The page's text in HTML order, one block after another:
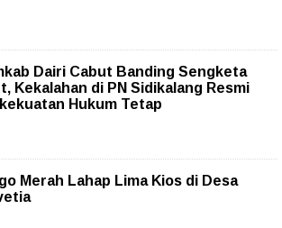
Dairi Cabut Banding Sengketa
Kekalahan di PN Sidikalang Resmi
Hukum Tetap
Merah Lahap Lima Kios di Desa